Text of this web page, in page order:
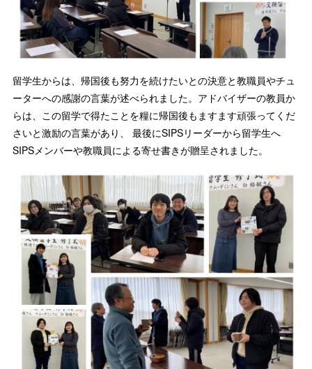
留学生からは、帰国後も努力を続けたいとの決意と教職員やチュ
ーターへの感謝の言葉が述べられました。アドバイザーの教員か
らは、この留学で得たことを糧に帰国後もますます頑張ってくだ
さいと激励の言葉があり、 最後にSIPSリーダーから留学生へ
SIPSメンバーや教職員による寄せ書きが贈呈されました。